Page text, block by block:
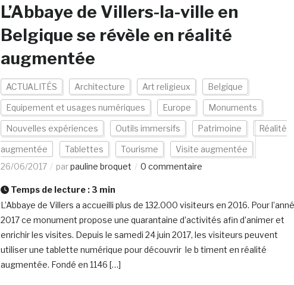
L’Abbaye de Villers-la-ville en
Belgique se révèle en réalité
augmentée
ACTUALITÉS Architecture Art religieux Belgique
Equipement et usages numériques Europe Monuments
Nouvelles expériences Outils immersifs Patrimoine Réalité
augmentée Tablettes Tourisme
Visite augmentée
26/06/2017
parpauline broquet 0 commentaire
Temps de lecture : 3 min
L’Abbaye de Villers a accueilli plus de 132.000 visiteurs en 2016. Pour
2017 ce monument propose une quarantaine d’activités afin d’animer et
enrichir les visites. Depuis le samedi 24 juin 2017, les visiteurs peuvent
utiliser une tablette numérique pour découvrir le b timent en réalité
augmentée. Fondé en 1146 […]